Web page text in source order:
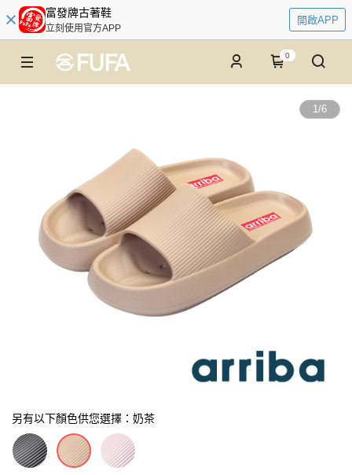
富發牌古著鞋
立刻使用官方APP
開啟APP
0
1/6
另有以下顏色供您選擇：奶茶